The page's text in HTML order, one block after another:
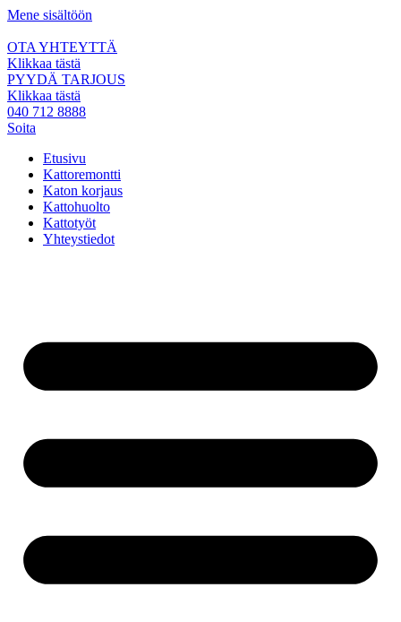
Mene sisältöön
OTA YHTEYTTÄ
Klikkaa tästä
PYYDÄ TARJOUS
Klikkaa tästä
040 712 8888
Soita
Etusivu
Kattoremontti
Katon korjaus
Kattohuolto
Kattotyöt
Yhteystiedot